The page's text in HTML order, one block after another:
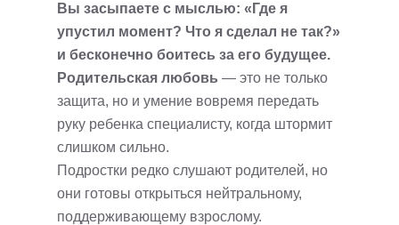
Вы засыпаете с мыслью: «Где я
упустил момент? Что я сделал не так?»
и бесконечно боитесь за его будущее.
Родительская любовь — это не только
защита, но и умение вовремя передать
руку ребенка специалисту, когда штормит
слишком сильно.
Подростки редко слушают родителей, но
они готовы открыться нейтральному,
поддерживающему взрослому.